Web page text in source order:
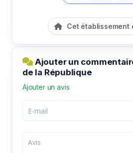
Cet établissement
Ajouter un
de la République
Ajouter un avis